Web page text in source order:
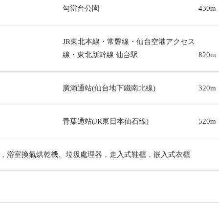
勾當台公園 430m
JR東北本線・常磐線・仙台空港アクセス
線・東北新幹線 仙台駅
820m
廣瀨通站(仙台地下鐵南北線) 320m
青葉通站(JR東日本仙石線) 520m
浴室換氣烘乾機、垃圾處理器，走入式鞋櫃，嵌入式衣櫃